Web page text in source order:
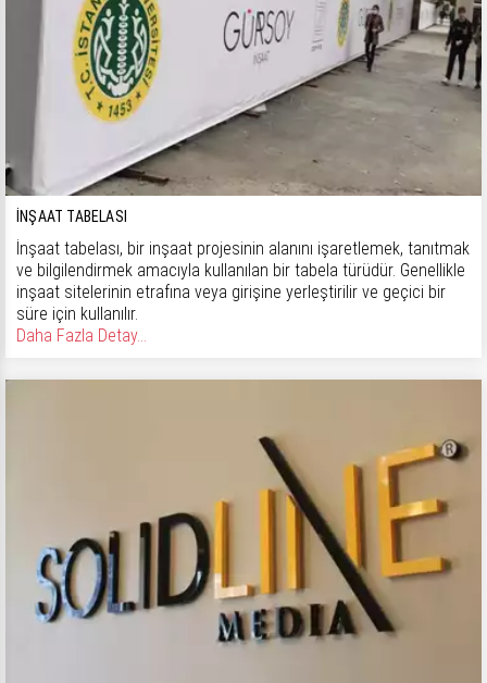
İNŞAAT TABELASI
İnşaat tabelası, bir inşaat projesinin alanını işaretlemek, tanıtmak
ve bilgilendirmek amacıyla kullanılan bir tabela türüdür. Genellikle
inşaat sitelerinin etrafına veya girişine yerleştirilir ve geçici bir
süre için kullanılır.
Daha Fazla Detay...